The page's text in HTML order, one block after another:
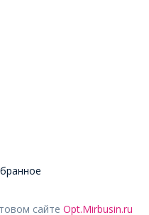
сайте Opt.Mirbusin.ru